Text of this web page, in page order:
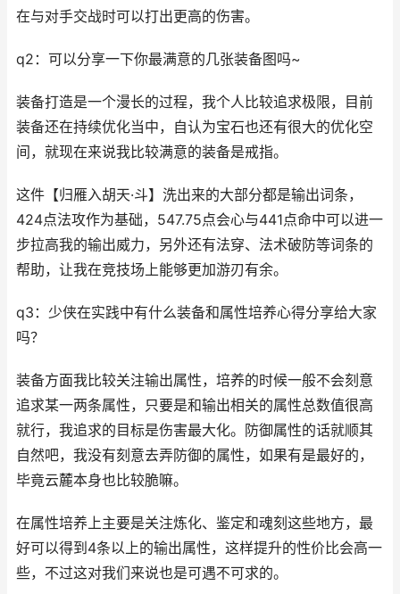
在与对手交战时可以打出更高的伤害。
q2：可以分享一下你最满意的几张装备图吗~
装备打造是一个漫长的过程，我个人比较追求极限，目前
装备还在持续优化当中，自认为宝石也还有很大的优化空
间，就现在来说我比较满意的装备是戒指。
这件【归雁入胡天·斗】洗出来的大部分都是输出词条，
424点法攻作为基础，547.75点会心与441点命中可以进一
步拉高我的输出威力，另外还有法穿、法术破防等词条的
帮助，让我在竞技场上能够更加游刃有余。
q3：少侠在实践中有什么装备和属性培养心得分享给大家
吗？
装备方面我比较关注输出属性，培养的时候一般不会刻意
追求某一两条属性，只要是和输出相关的属性总数值很高
就行，我追求的目标是伤害最大化。防御属性的话就顺其
自然吧，我没有刻意去弄防御的属性，如果有是最好的，
毕竟云麓本身也比较脆嘛。
在属性培养上主要是关注炼化、鉴定和魂刻这些地方，最
好可以得到4条以上的输出属性，这样提升的性价比会高一
些，不过这对我们来说也是可遇不可求的。